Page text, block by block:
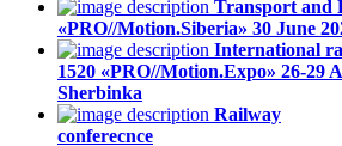
Transport and
«PRO//Motion.Siberia» 30 June
International
1520 «PRO//Motion.Expo» 26-29
Sherbinka
Railway
conferecnce